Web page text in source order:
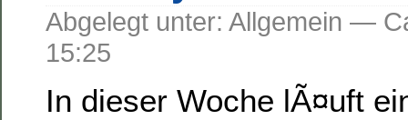
Abgelegt unter: Allgemein —
15:25
In dieser Woche lÃ¤uft